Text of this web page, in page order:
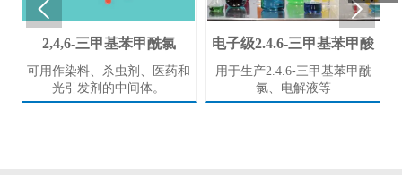
2,4,6-三甲基苯甲酰氯
可用作染料、杀虫剂、医药和
光引发剂的中间体。
电子级2.4.6-三甲基苯甲酸
用于生产2.4.6-三甲基苯甲酰
氯、电解液等
 